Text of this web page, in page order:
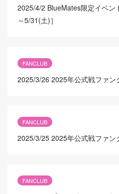
2025/4/2 BlueMates限定イベン
～5/31(土)］
FANCLUB
2025/3/26 2025年公式戦ファン
FANCLUB
2025/3/25 2025年公式戦ファン
FANCLUB